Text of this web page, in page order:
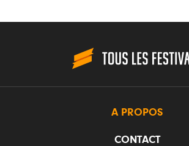
A PROPOS
CONTACT